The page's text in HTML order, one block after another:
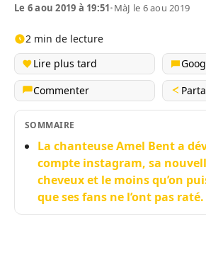
Le 6 aou 2019 à 19:51•MàJ le 6 aou 2019
2 min de lecture
Lire plus tard
Commenter
SOMMAIRE
La chanteuse Amel Bent a
compte instagram, sa
cheveux et le moins qu’on
que ses fans ne l’ont pas raté.